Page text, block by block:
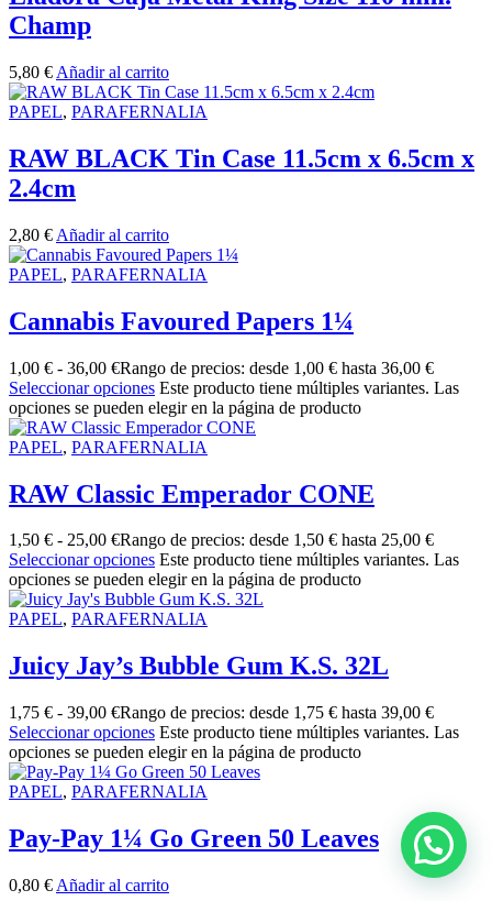
Champ
5,80 € Añadir al carrito
PAPEL, PARAFERNALIA
RAW BLACK Tin Case 11.5cm x 6.5cm x
2.4cm
2,80 € Añadir al carrito
PAPEL, PARAFERNALIA
Cannabis Favoured Papers 1¼
1,00 € - 36,00 €Rango de precios: desde 1,00 € hasta 36,00 €
Seleccionar opciones Este producto tiene múltiples variantes. Las
opciones se pueden elegir en la página de producto
PAPEL, PARAFERNALIA
RAW Classic Emperador CONE
1,50 € - 25,00 €Rango de precios: desde 1,50 € hasta 25,00 €
Seleccionar opciones Este producto tiene múltiples variantes. Las
opciones se pueden elegir en la página de producto
PAPEL, PARAFERNALIA
Juicy Jay’s Bubble Gum K.S. 32L
1,75 € - 39,00 €Rango de precios: desde 1,75 € hasta 39,00 €
Seleccionar opciones Este producto tiene múltiples variantes. Las
opciones se pueden elegir en la página de producto
PAPEL, PARAFERNALIA
Pay-Pay 1¼ Go Green 50 Leaves
0,80 € Añadir al carrito